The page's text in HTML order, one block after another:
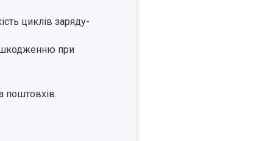
циклів заряду-
при
поштовхів.